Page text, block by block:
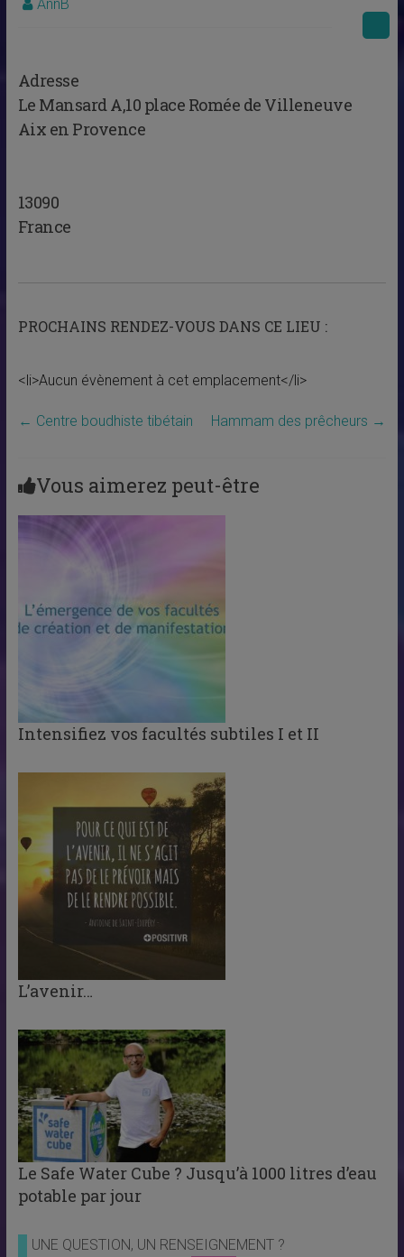
AnnB
Adresse
Le Mansard A,10 place Romée de Villeneuve
Aix en Provence
13090
France
PROCHAINS RENDEZ-VOUS DANS CE LIEU :
<li>Aucun évènement à cet emplacement</li>
← Centre boudhiste tibétain Hammam des prêcheurs →
Vous aimerez peut-être
Intensifiez vos facultés subtiles I et II
L’avenir…
Le Safe Water Cube ? Jusqu’à 1000 litres d’eau
potable par jour
UNE QUESTION, UN RENSEIGNEMENT ?